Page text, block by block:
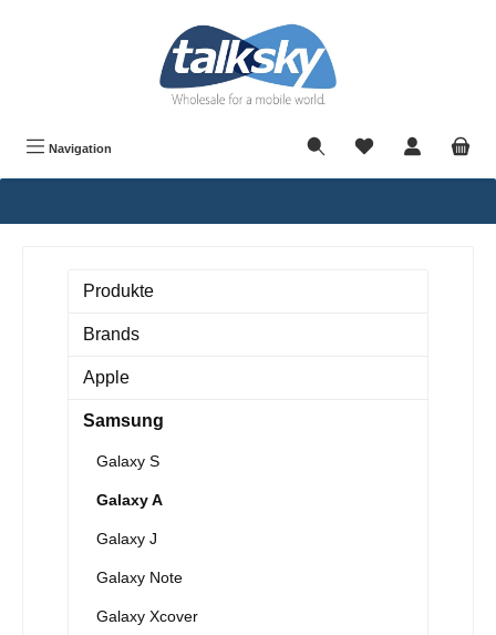
Navigation
Produkte
Brands
Apple
Samsung
Galaxy S
Galaxy A
Galaxy J
Galaxy Note
Galaxy Xcover